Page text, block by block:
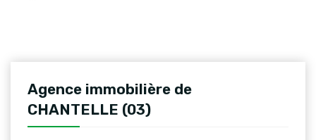
Agence immobilière de
CHANTELLE (03)